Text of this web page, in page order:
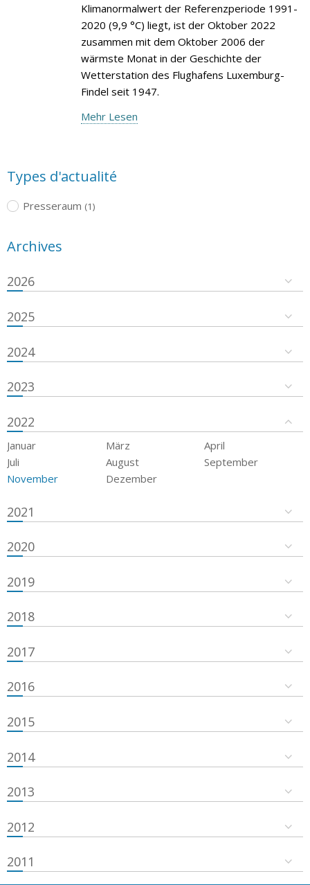
Klimanormalwert der Referenzperiode 1991-
2020 (9,9 °C) liegt, ist der Oktober 2022
zusammen mit dem Oktober 2006 der
wärmste Monat in der Geschichte der
Wetterstation des Flughafens Luxemburg-
Findel seit 1947.
Mehr Lesen
Types d'actualité
Presseraum (1)
Archives
2026
2025
2024
2023
2022
Januar März
April
Juli
August
September
November
Dezember
2021
2020
2019
2018
2017
2016
2015
2014
2013
2012
2011